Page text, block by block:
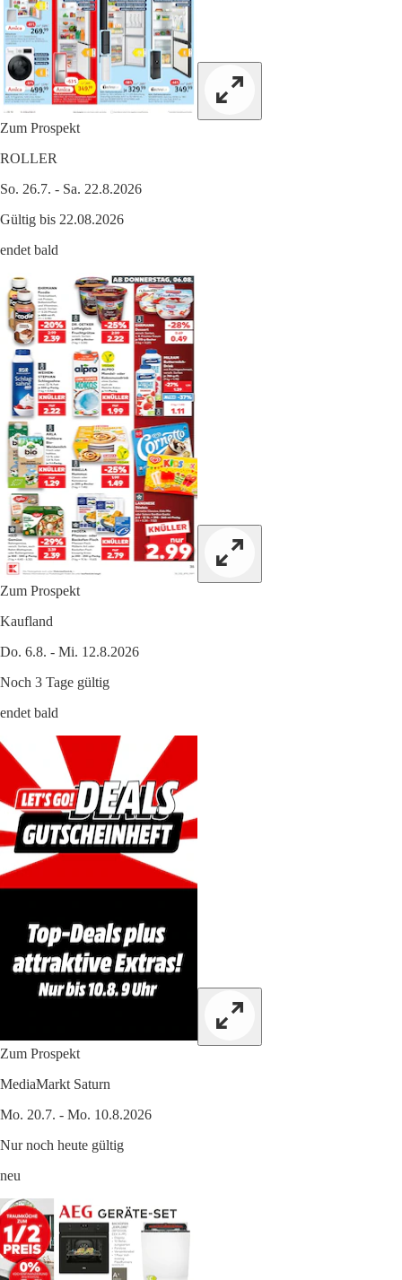
Zum Prospekt
ROLLER
So. 26.7. - Sa. 22.8.2026
Gültig bis 22.08.2026
endet bald
Zum Prospekt
Kaufland
Do. 6.8. - Mi. 12.8.2026
Noch 3 Tage gültig
endet bald
Zum Prospekt
MediaMarkt Saturn
Mo. 20.7. - Mo. 10.8.2026
Nur noch heute gültig
neu